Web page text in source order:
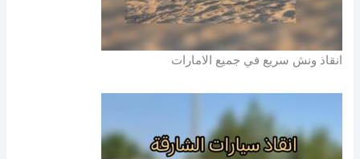
انقاذ ونش سريع في جميع الامارات